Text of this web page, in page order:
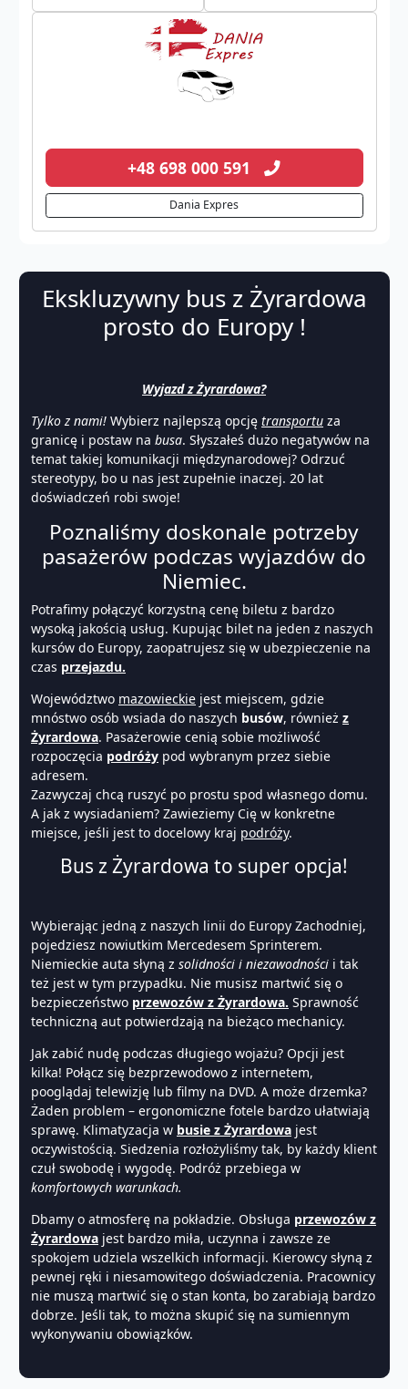
+48 698 000 591
Dania Expres
Ekskluzywny bus z Żyrardowa
prosto do Europy !
Wyjazd z Żyrardowa?
Tylko z nami! Wybierz najlepszą opcję transportu za
granicę i postaw na busa. Słyszałeś dużo negatywów na
temat takiej komunikacji międzynarodowej? Odrzuć
stereotypy, bo u nas jest zupełnie inaczej. 20 lat
doświadczeń robi swoje!
Poznaliśmy doskonale potrzeby
pasażerów podczas wyjazdów do
Niemiec.
Potrafimy połączyć korzystną cenę biletu z bardzo
wysoką jakością usług. Kupując bilet na jeden z naszych
kursów do Europy, zaopatrujesz się w ubezpieczenie na
czas przejazdu.
Województwo mazowieckie jest miejscem, gdzie
mnóstwo osób wsiada do naszych busów, również z
Żyrardowa. Pasażerowie cenią sobie możliwość
rozpoczęcia podróży pod wybranym przez siebie
adresem.
Zazwyczaj chcą ruszyć po prostu spod własnego domu.
A jak z wysiadaniem? Zawieziemy Cię w konkretne
miejsce, jeśli jest to docelowy kraj podróży.
Bus z Żyrardowa to super opcja!
Wybierając jedną z naszych linii do Europy Zachodniej,
pojedziesz nowiutkim Mercedesem Sprinterem.
Niemieckie auta słyną z solidności i niezawodności i tak
też jest w tym przypadku. Nie musisz martwić się o
bezpieczeństwo przewozów z Żyrardowa. Sprawność
techniczną aut potwierdzają na bieżąco mechanicy.
Jak zabić nudę podczas długiego wojażu? Opcji jest
kilka! Połącz się bezprzewodowo z internetem,
pooglądaj telewizję lub filmy na DVD. A może drzemka?
Żaden problem – ergonomiczne fotele bardzo ułatwiają
sprawę. Klimatyzacja w busie z Żyrardowa jest
oczywistością. Siedzenia rozłożyliśmy tak, by każdy klient
czuł swobodę i wygodę. Podróż przebiega w
komfortowych warunkach.
Dbamy o atmosferę na pokładzie. Obsługa przewozów z
Żyrardowa jest bardzo miła, uczynna i zawsze ze
spokojem udziela wszelkich informacji. Kierowcy słyną z
pewnej ręki i niesamowitego doświadczenia. Pracownicy
nie muszą martwić się o stan konta, bo zarabiają bardzo
dobrze. Jeśli tak, to można skupić się na sumiennym
wykonywaniu obowiązków.